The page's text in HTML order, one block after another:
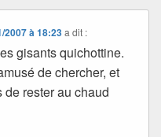
2007 à 18:23 a dit :
gisants quichottine.
de chercher, et
de rester au chaud